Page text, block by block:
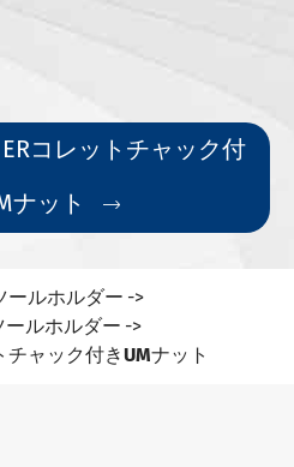
コレットチャック付
ナット

ールホルダー
ールホルダー
チャック付きUMナット